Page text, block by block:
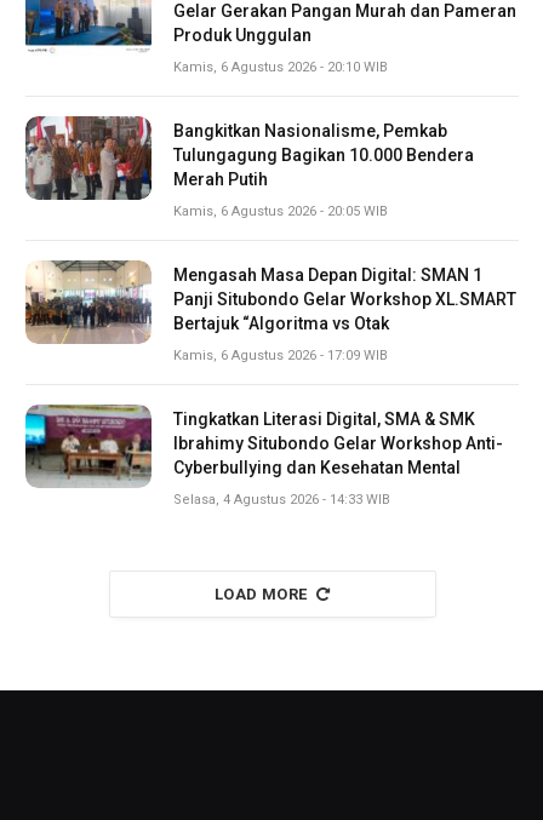
Gelar Gerakan Pangan Murah dan Pameran
Produk Unggulan
Kamis, 6 Agustus 2026 - 20:10 WIB
Bangkitkan Nasionalisme, Pemkab
Tulungagung Bagikan 10.000 Bendera
Merah Putih
Kamis, 6 Agustus 2026 - 20:05 WIB
Mengasah Masa Depan Digital: SMAN 1
Panji Situbondo Gelar Workshop XL.SMART
Bertajuk “Algoritma vs Otak
Kamis, 6 Agustus 2026 - 17:09 WIB
Tingkatkan Literasi Digital, SMA & SMK
Ibrahimy Situbondo Gelar Workshop Anti-
Cyberbullying dan Kesehatan Mental
Selasa, 4 Agustus 2026 - 14:33 WIB
LOAD MORE